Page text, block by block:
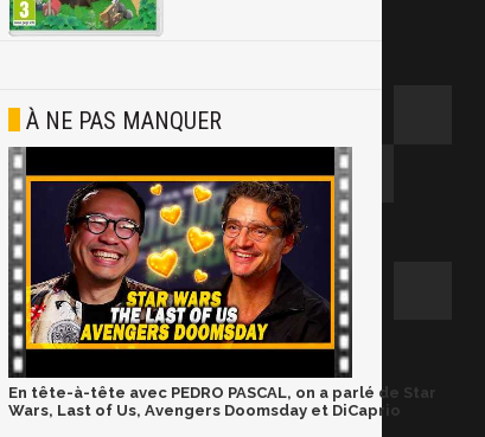
À NE PAS MANQUER
En tête-à-tête avec PEDRO PASCAL, on a parlé de Star
Wars, Last of Us, Avengers Doomsday et DiCaprio